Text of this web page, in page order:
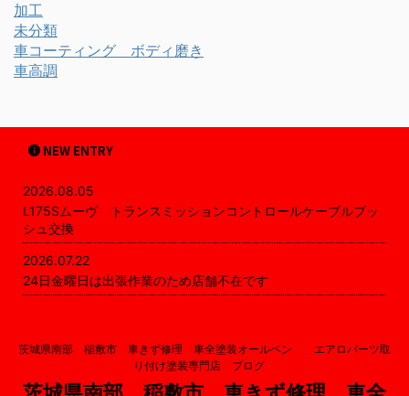
加工
未分類
車コーティング ボディ磨き
車高調
NEW ENTRY
2026.08.05
L175Sムーヴ トランスミッションコントロールケーブルブッ
シュ交換
2026.07.22
24日金曜日は出張作業のため店舗不在です
茨城県南部 稲敷市 車きず修理 車全塗装オールペン エアロパーツ取
り付け塗装専門店 ブログ